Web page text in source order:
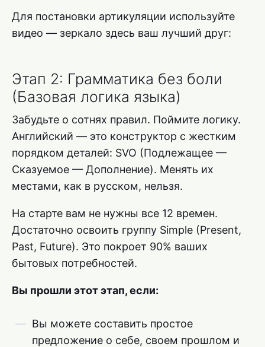
Для постановки артикуляции используйте
видео — зеркало здесь ваш лучший друг:
Этап 2: Грамматика без боли
(Базовая логика языка)
Забудьте о сотнях правил. Поймите логику.
Английский — это конструктор с жестким
порядком деталей: SVO (Подлежащее —
Сказуемое — Дополнение). Менять их
местами, как в русском, нельзя.
На старте вам не нужны все 12 времен.
Достаточно освоить группу Simple (Present,
Past, Future). Это покроет 90% ваших
бытовых потребностей.
Вы прошли этот этап, если:
Вы можете составить простое
предложение о себе, своем прошлом и